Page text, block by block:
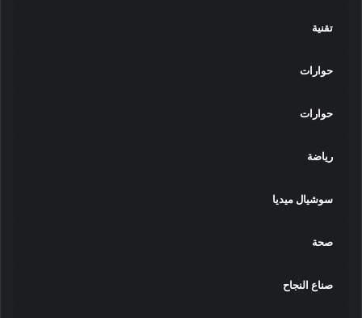
تقنية
حوارات
حوارات
رياضة
سوشيال ميديا
صحة
صناع النجاح